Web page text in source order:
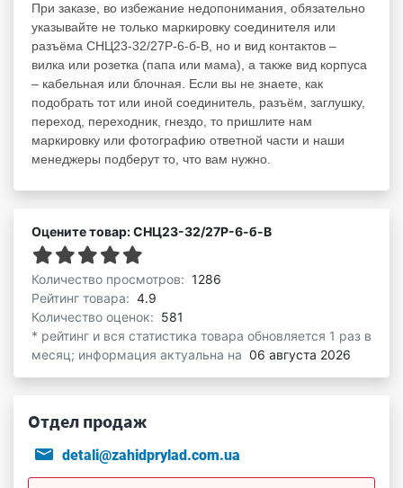
При заказе, во избежание недопонимания, обязательно
указывайте не только маркировку соединителя или
разъёма СНЦ23-32/27Р-6-б-В, но и вид контактов –
вилка или розетка (папа или мама), а также вид корпуса
– кабельная или блочная. Если вы не знаете, как
подобрать тот или иной соединитель, разъём, заглушку,
переход, переходник, гнездо, то пришлите нам
маркировку или фотографию ответной части и наши
менеджеры подберут то, что вам нужно.
Оцените товар: СНЦ23-32/27Р-6-б-В
Количество просмотров: 1286
Рейтинг товара: 4.9
Количество оценок: 581
* рейтинг и вся статистика товара обновляется 1 раз в
месяц; информация актуальна на 06 августа 2026
Отдел продаж
detali@zahidprylad.com.ua